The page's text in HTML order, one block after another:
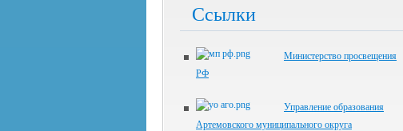
Ссылки
Министерство просвещения
РФ
Управление образования
Артемовского муниципального округа